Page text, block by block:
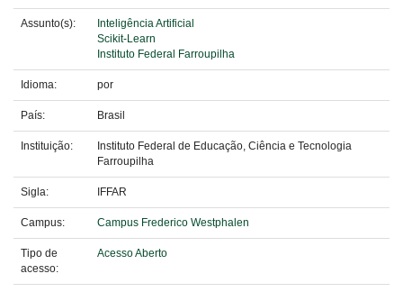
Assunto(s):
Inteligência Artificial
Scikit-Learn
Instituto Federal Farroupilha
Idioma: por
País: Brasil
Instituição:
Instituto Federal de Educação, Ciência e Tecnologia
Farroupilha
Sigla: IFFAR
Campus: Campus Frederico Westphalen
Tipo de
acesso:
Acesso Aberto